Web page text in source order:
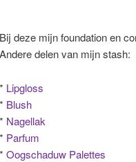
Bij deze mijn foundation en
Andere delen van mijn stash:
* Lipgloss
* Blush
* Nagellak
* Parfum
* Oogschaduw Palettes